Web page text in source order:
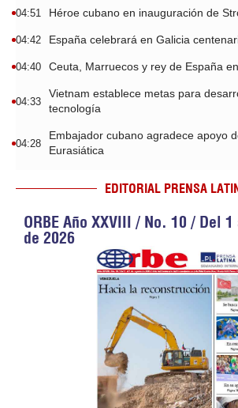
04:51 Héroe cubano en inauguración de
04:42 España celebrará en Galicia
04:40 Ceuta, Marruecos y rey de España
04:33
Vietnam establece metas para
tecnología
04:28
Embajador cubano agradece apoyo
Eurasiática
EDITORIAL PRENSA
ORBE Año XXVIII / No. 10 / Del
de 2026